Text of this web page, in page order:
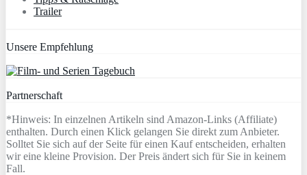
Trailer
Unsere Empfehlung
Partnerschaft
*Hinweis: In einzelnen Artikeln sind Amazon-Links (Affiliate)
enthalten. Durch einen Klick gelangen Sie direkt zum Anbieter.
Solltet Sie sich auf der Seite für einen Kauf entscheiden, erhalten
wir eine kleine Provision. Der Preis ändert sich für Sie in keinem
Fall.